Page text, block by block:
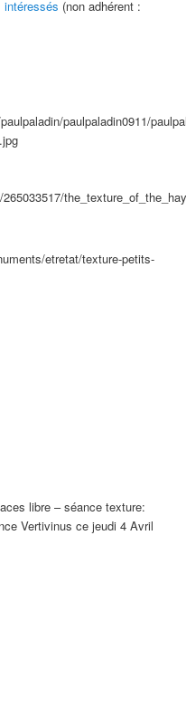
(non adhérent :
libre – séance texture:
Vertivinus ce jeudi 4 Avril